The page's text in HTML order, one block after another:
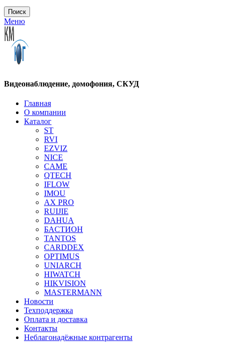
Поиск
Меню
Видеонаблюдение, домофония, СКУД
Главная
О компании
Каталог
ST
RVI
EZVIZ
NICE
CAME
QTECH
IFLOW
IMOU
AX PRO
RUIJIE
DAHUA
БAСТИОН
TANTOS
CARDDEX
OPTIMUS
UNIARCH
HIWATCH
HIKVISION
MASTERMANN
Новости
Техподдержка
Оплата и доставка
Контакты
Неблагонадёжные контрагенты